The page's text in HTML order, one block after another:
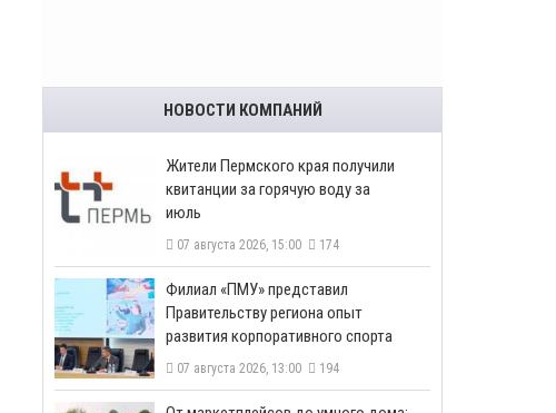
НОВОСТИ КОМПАНИЙ
​Жители Пермского края получили
квитанции за горячую воду за
июль
07 августа 2026, 15:00 174
​Филиал «ПМУ» представил
Правительству региона опыт
развития корпоративного спорта
07 августа 2026, 13:00 194